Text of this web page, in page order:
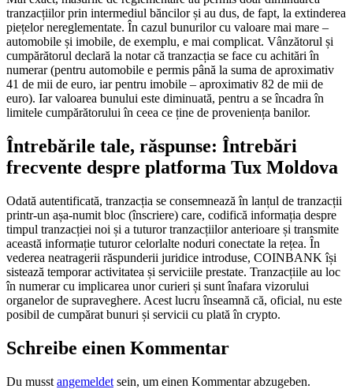
tranzacțiilor prin intermediul băncilor și au dus, de fapt, la extinderea
piețelor nereglementate. În cazul bunurilor cu valoare mai mare –
automobile și imobile, de exemplu, e mai complicat. Vânzătorul și
cumpărătorul declară la notar că tranzacția se face cu achitări în
numerar (pentru automobile e permis până la suma de aproximativ
41 de mii de euro, iar pentru imobile – aproximativ 82 de mii de
euro). Iar valoarea bunului este diminuată, pentru a se încadra în
limitele cumpărătorului în ceea ce ține de proveniența banilor.
Întrebările tale, răspunse: Întrebări
frecvente despre platforma Tux Moldova
Odată autentificată, tranzacția se consemnează în lanțul de tranzacții
printr-un așa-numit bloc (înscriere) care, codifică informația despre
timpul tranzacției noi și a tuturor tranzacțiilor anterioare și transmite
această informație tuturor celorlalte noduri conectate la rețea. În
vederea neatragerii răspunderii juridice introduse, COINBANK își
sistează temporar activitatea și serviciile prestate. Tranzacțiile au loc
în numerar cu implicarea unor curieri și sunt înafara vizorului
organelor de supraveghere. Acest lucru înseamnă că, oficial, nu este
posibil de cumpărat bunuri și servicii cu plată în crypto.
Schreibe einen Kommentar
Du musst angemeldet sein, um einen Kommentar abzugeben.